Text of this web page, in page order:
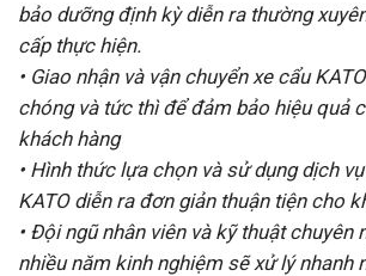
bảo dưỡng định kỳ diễn ra thường
cấp thực hiện.
• Giao nhận và vận chuyển xe cẩu
chóng và tức thì để đảm bảo hiệu quả
khách hàng
• Hình thức lựa chọn và sử dụng dịch
KATO diễn ra đơn giản thuận tiện cho
• Đội ngũ nhân viên và kỹ thuật chuyên
nhiều năm kinh nghiệm sẽ xử lýnhanh